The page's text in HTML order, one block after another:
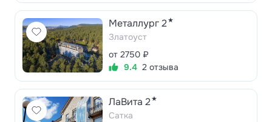
Металлург 2★
Златоуст
от 2750 ₽
9.4 2 отзыва
ЛаВита 2★
Сатка